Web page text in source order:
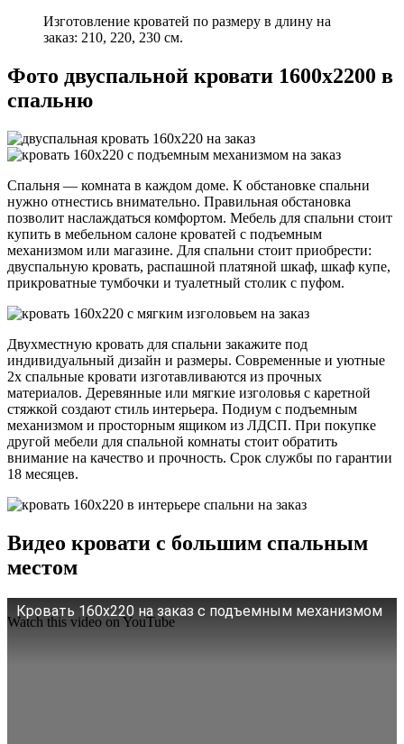
Изготовление кроватей по размеру в длину на
заказ: 210, 220, 230 см.
Фото двуспальной кровати 1600х2200 в
спальню
Спальня — комната в каждом доме. К обстановке спальни
нужно отнестись внимательно. Правильная обстановка
позволит наслаждаться комфортом. Мебель для спальни стоит
купить в мебельном салоне кроватей с подъемным
механизмом или магазине. Для спальни стоит приобрести:
двуспальную кровать, распашной платяной шкаф, шкаф купе,
прикроватные тумбочки и туалетный столик с пуфом.
Двухместную кровать для спальни закажите под
индивидуальный дизайн и размеры. Современные и уютные
2х спальные кровати изготавливаются из прочных
материалов. Деревянные или мягкие изголовья с каретной
стяжкой создают стиль интерьера. Подиум с подъемным
механизмом и просторным ящиком из ЛДСП. При покупке
другой мебели для спальной комнаты стоит обратить
внимание на качество и прочность. Срок службы по гарантии
18 месяцев.
Видео кровати с большим спальным
местом
Кровать 160х220 на заказ с подъемным механизмом
Watch this video on YouTube